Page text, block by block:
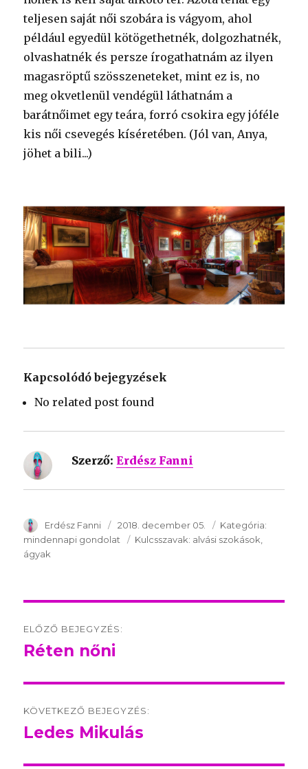
teljesen saját női szobára is vágyom, ahol
például egyedül kötögethetnék, dolgozhatnék,
olvashatnék és persze írogathatnám az ilyen
magasröptű szösszeneteket, mint ez is, no
meg okvetlenül vendégül láthatnám a
barátnőimet egy teára, forró csokira egy jóféle
kis női csevegés kíséretében. (Jól van, Anya,
jöhet a bili...)
Kapcsolódó bejegyzések
No related post found
Szerző: Erdész Fanni
SzerzÅ
Erdész Fanni Közzétéve:
2018. december 05. Kategória:
mindennapi gondolat
Kulcsszavak: Kulcsszavak:
alvási szokások
ágyak
navigation
ELŐZŐ BEJEGYZÉS:
Előző
Réten nőni
KÖVETKEZŐ BEJEGYZÉS:
Következő
Ledes Mikulás